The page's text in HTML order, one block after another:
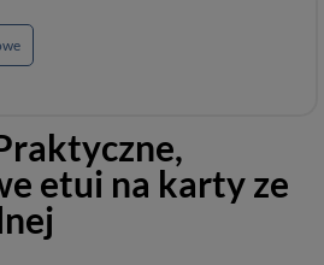
etui na karty ze